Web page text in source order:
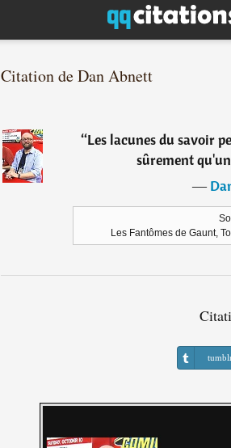
Citation de Dan Abnett
“Les lacunes du savoir
sûrement
―
Les Fantômes de Gaunt,